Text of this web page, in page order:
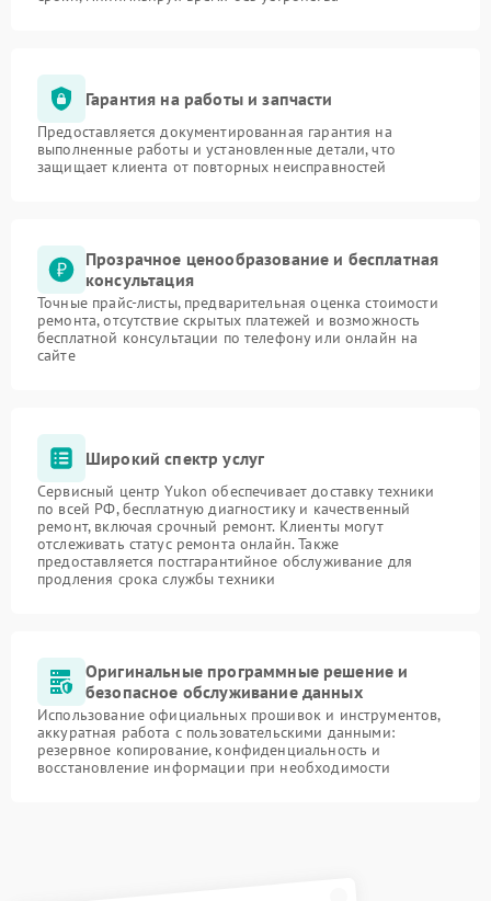
Гарантия на работы и запчасти
Предоставляется документированная гарантия на
выполненные работы и установленные детали, что
защищает клиента от повторных неисправностей
Прозрачное ценообразование и бесплатная
консультация
Точные прайс-листы, предварительная оценка стоимости
ремонта, отсутствие скрытых платежей и возможность
бесплатной консультации по телефону или онлайн на
сайте
Широкий спектр услуг
Сервисный центр Yukon обеспечивает доставку техники
по всей РФ, бесплатную диагностику и качественный
ремонт, включая срочный ремонт. Клиенты могут
отслеживать статус ремонта онлайн. Также
предоставляется постгарантийное обслуживание для
продления срока службы техники
Оригинальные программные решение и
безопасное обслуживание данных
Использование официальных прошивок и инструментов,
аккуратная работа с пользовательскими данными:
резервное копирование, конфиденциальность и
восстановление информации при необходимости